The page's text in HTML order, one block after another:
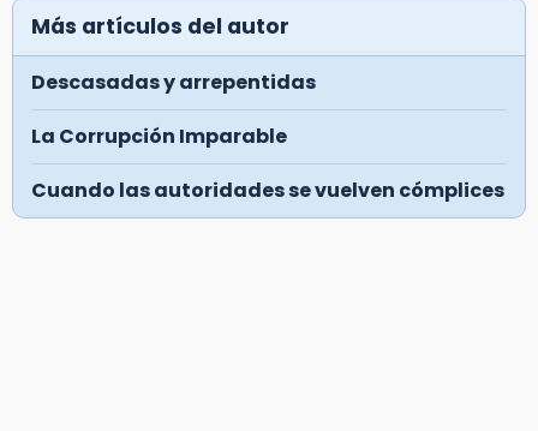
Más artículos del autor
Descasadas y arrepentidas
La Corrupción Imparable
Cuando las autoridades se vuelven cómplices